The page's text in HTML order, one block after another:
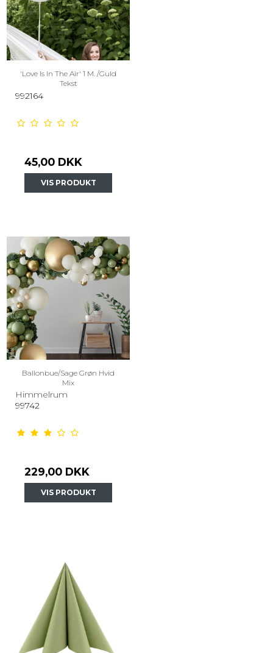
'Love Is In The Air' 1 M. /Guld
Tekst
992164
45,00 DKK
VIS PRODUKT
Ballonbue/Sage Grøn Hvid
Mix
Himmelrum
99742
229,00 DKK
VIS PRODUKT